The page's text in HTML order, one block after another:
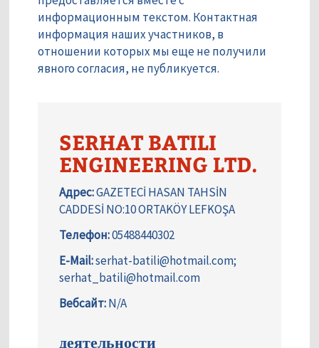
информационным текстом. Контактная
информация наших участников, в
отношении которых мы еще не получили
явного согласия, не публикуется.
SERHAT BATILI
ENGINEERING LTD.
Адрес:GAZETECİ HASAN TAHSİN
CADDESİ NO:10 ORTAKÖY LEFKOŞA
Телефон:05488440302
E-Mail:serhat-batili@hotmail.com;
serhat_batili@hotmail.com
Вебсайт:N/A
деятельности